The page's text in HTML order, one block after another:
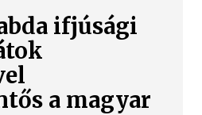
ifjúsági
a magyar